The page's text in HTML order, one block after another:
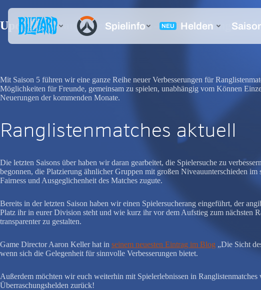
Update zu Ranglistenmatches – Teambildung für
Mit Saison 5 führen wir eine ganze Reihe neuer Verbesserungen für
Möglichkeiten für Freunde, gemeinsam zu spielen, unabhängig vom Können
Neuerungen der kommenden Monate.
Ranglistenmatches aktuell
Die letzten Saisons über haben wir daran gearbeitet, die Spielersuche zu
begonnen, die Platzierung ähnlicher Gruppen mit großen Niveauunterschieden
Fairness und Ausgeglichenheit des Matches zugute.
Bereits in der letzten Saison haben wir einen Spielersucherang eingeführt, der
Platz ihr in eurer Division steht und wie kurz ihr vor dem Aufstieg zum nächsten
transparenter zu gestalten.
Game Director Aaron Keller hat in seinem neuesten Eintrag im Blog „Die Sicht
wenn sich die Gelegenheit für sinnvolle Verbesserungen bietet.
Außerdem möchten wir euch weiterhin mit Spielerlebnissen in
Überraschungshelden zurück!